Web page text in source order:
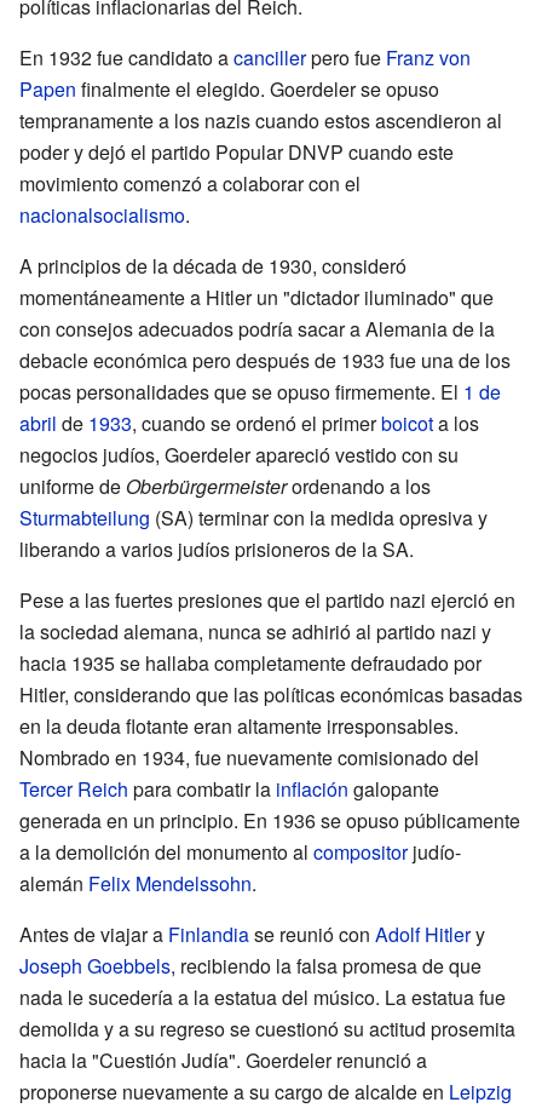
políticas inflacionarias del Reich.
En 1932 fue candidato acancillerpero fue Franz von
Papen finalmente el elegido. Goerdeler se opuso
tempranamente a los nazis cuando estos ascendieron al
poder y dejó el partido Popular DNVP cuando este
movimiento comenzó a colaborar con el
nacionalsocialismo.
A principios de la década de 1930, consideró
momentáneamente a Hitler un "dictador iluminado" que
con consejos adecuados podría sacar a Alemania de la
debacle económica pero después de 1933 fue una de los
pocas personalidades que se opuso firmemente. El 1 de
abril de 1933, cuando se ordenó el primerboicota los
negocios judíos, Goerdeler apareció vestido con su
uniforme de Oberbürgermeisterordenando a los
Sturmabteilung (SA) terminar con la medida opresiva y
liberando a varios judíos prisioneros de la SA.
Pese a las fuertes presiones que el partido nazi ejerció en
la sociedad alemana, nunca se adhirió al partido nazi y
hacia 1935 se hallaba completamente defraudado por
Hitler, considerando que las políticas económicas basadas
en la deuda flotante eran altamente irresponsables.
Nombrado en 1934, fue nuevamente comisionado del
Tercer Reich para combatir la inflación galopante
generada en un principio. En 1936 se opuso públicamente
a la demolición del monumento al compositorjudío-
alemán Felix Mendelssohn.
Antes de viajar a Finlandiase reunió con Adolf Hitlery
Joseph Goebbels, recibiendo la falsa promesa de que
nada le sucedería a la estatua del músico. La estatua fue
demolida y a su regreso se cuestionó su actitud prosemita
hacia la "Cuestión Judía". Goerdeler renunció a
proponerse nuevamente a su cargo de alcalde en Leipzig